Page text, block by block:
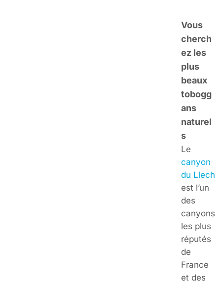
Vous
cherch
ez les
plus
beaux
tobogg
ans
naturel
s
Le
canyon
du Llech
est l’un
des
canyons
les plus
réputés
de
France
et des